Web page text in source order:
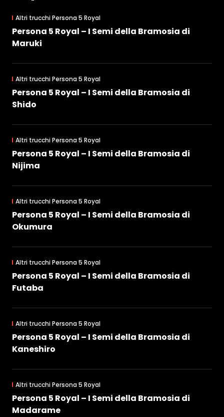
Altri trucchi Persona 5 Royal
Persona 5 Royal – I Semi della Bramosia di
Maruki
Altri trucchi Persona 5 Royal
Persona 5 Royal – I Semi della Bramosia di
Shido
Altri trucchi Persona 5 Royal
Persona 5 Royal – I Semi della Bramosia di
Nijima
Altri trucchi Persona 5 Royal
Persona 5 Royal – I Semi della Bramosia di
Okumura
Altri trucchi Persona 5 Royal
Persona 5 Royal – I Semi della Bramosia di
Futaba
Altri trucchi Persona 5 Royal
Persona 5 Royal – I Semi della Bramosia di
Kaneshiro
Altri trucchi Persona 5 Royal
Persona 5 Royal – I Semi della Bramosia di
Madarame